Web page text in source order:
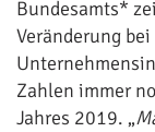
Bundesamts*
Veränderung
Zahlen immer
Jahres 2019. „